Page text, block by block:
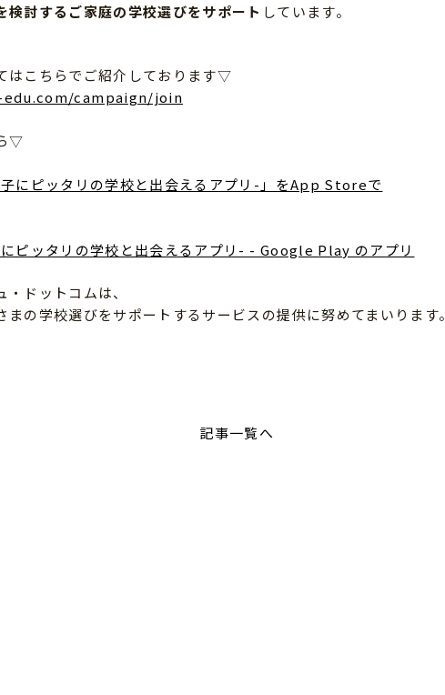
検討するご家庭の学校選びをサポート しています。
はこちらでご紹介しております▽
campaign/join
▽
子にピッタリの学校と出会えるアプリ-」をApp Storeで
ピッタリの学校と出会えるアプリ- - Google Play のアプリ
ドットコムは、
まの学校選びをサポートするサービスの提供に努めてまいります。
記事一覧へ